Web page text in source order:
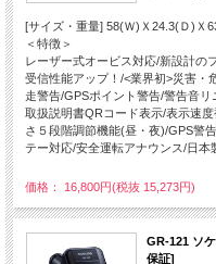
[サイズ・重量] 58(Ｗ)Ｘ24.3(Ｄ)Ｘ
＜特徴＞
レーザー式オービス対応/新設計の
受信性能アップ！/<業界初>災害・
走警告/GPSポイント警告/警告音
取扱説明書QRコード表示/表示速
さ５段階調節機能(昼・夜)/GPS警
テー対応/安全運転アナウンス/日本
価格： 16,800円(税抜 15,273円)
GR-121 ソ
保証]